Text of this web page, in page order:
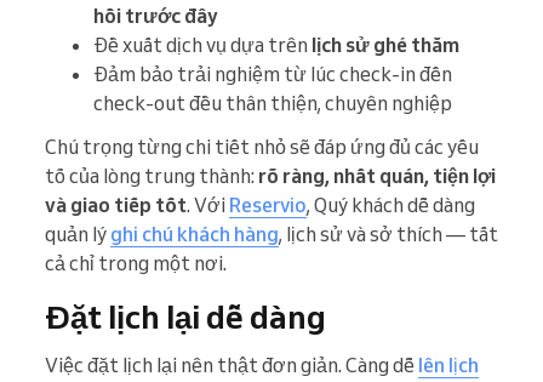
hồi trước đây
Đề xuất dịch vụ dựa trên lịch sử ghé thăm
Đảm bảo trải nghiệm từ lúc check-in đến
check-out đều thân thiện, chuyên nghiệp
Chú trọng từng chi tiết nhỏ sẽ đáp ứng đủ các yếu
tố của lòng trung thành: rõ ràng, nhất quán, tiện lợi
và giao tiếp tốt. Với Reservio, Quý khách dễ dàng
quản lý ghi chú khách hàng, lịch sử và sở thích — tất
cả chỉ trong một nơi.
Đặt lịch lại dễ dàng
Việc đặt lịch lại nên thật đơn giản. Càng dễ lên lịch